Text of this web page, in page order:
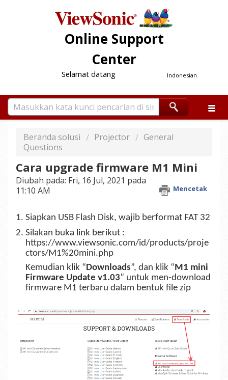
Online Support
Center
Indonesian
Selamat datang
Beranda solusi Projector
General
Questions
Cara upgrade firmware M1 Mini
Mencetak
Diubah pada: Fri, 16 Jul, 2021 pada
11:10 AM
1. Siapkan USB Flash Disk, wajib berformat FAT 32
2. Silakan buka link berikut :
https://www.viewsonic.com/id/products/proje
ctors/M1%20mini.php
Kemudian klik “Downloads”, dan klik “M1 mini
Firmware Update v1.03” untuk men-download
firmware M1 terbaru dalam bentuk file zip